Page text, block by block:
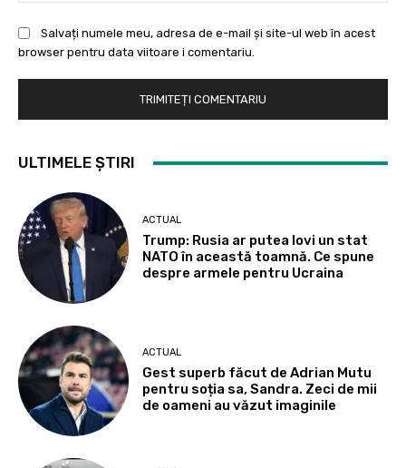
Salvați numele meu, adresa de e-mail și site-ul web în acest
browser pentru data viitoare i comentariu.
ULTIMELE ȘTIRI
ACTUAL
Trump: Rusia ar putea lovi un stat
NATO în această toamnă. Ce spune
despre armele pentru Ucraina
ACTUAL
Gest superb făcut de Adrian Mutu
pentru soția sa, Sandra. Zeci de mii
de oameni au văzut imaginile